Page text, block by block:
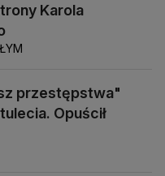
Karola
przestępstwa"
Opuścił